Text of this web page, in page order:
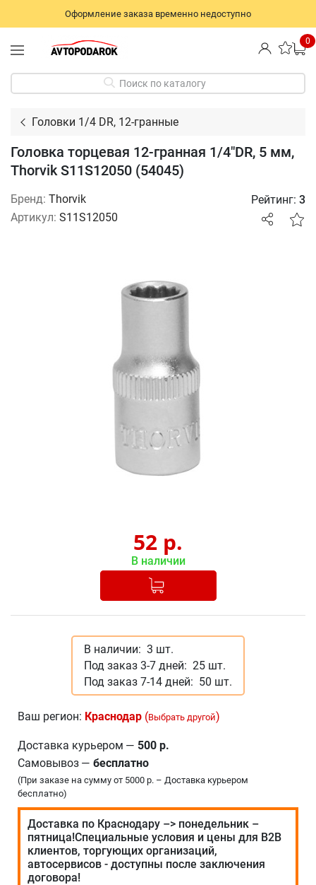
Оформление заказа временно недоступно
0
Поиск по каталогу
Головки 1/4 DR, 12-гранные
Головка торцевая 12-гранная 1/4"DR, 5 мм,
Thorvik S11S12050 (54045)
Бренд: Thorvik
Артикул: S11S12050
Рейтинг: 3
52 р.
В наличии
Добавлено в корзину
В наличии: 3 шт.
Под заказ 3-7 дней: 25 шт.
Под заказ 7-14 дней: 50 шт.
Ваш регион: Краснодар (Выбрать другой)
Доставка курьером — 500 р.
Самовывоз — бесплатно
(При заказе на сумму от 5000 р. – Доставка курьером
бесплатно)
Доставка по Краснодару –> понедельник –
пятница!Специальные условия и цены для В2В
клиентов, торгующих организаций,
автосервисов - доступны после заключения
договора!